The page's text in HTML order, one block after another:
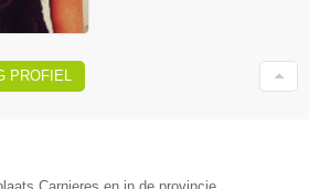
PROFIEL